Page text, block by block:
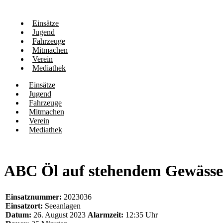
Einsätze
Jugend
Fahrzeuge
Mitmachen
Verein
Mediathek
Einsätze
Jugend
Fahrzeuge
Mitmachen
Verein
Mediathek
ABC Öl auf stehendem
Einsatznummer: 2023036
Einsatzort: Seeanlagen
Datum: 26. August 2023 Alarmzeit: 12:35 Uhr